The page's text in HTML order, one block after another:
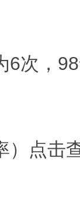
6次，
）点击